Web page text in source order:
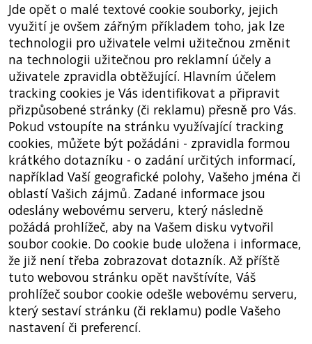
Jde opět o malé textové cookie souborky, jejich
využití je ovšem zářným příkladem toho, jak lze
technologii pro uživatele velmi užitečnou změnit
na technologii užitečnou pro reklamní účely a
uživatele zpravidla obtěžující. Hlavním účelem
tracking cookies je Vás identifikovat a připravit
přizpůsobené stránky (či reklamu) přesně pro Vás.
Pokud vstoupíte na stránku využívající tracking
cookies, můžete být požádáni - zpravidla formou
krátkého dotazníku - o zadání určitých informací,
například Vaší geografické polohy, Vašeho jména či
oblastí Vašich zájmů. Zadané informace jsou
odeslány webovému serveru, který následně
požádá prohlížeč, aby na Vašem disku vytvořil
soubor cookie. Do cookie bude uložena i informace,
že již není třeba zobrazovat dotazník. Až příště
tuto webovou stránku opět navštívíte, Váš
prohlížeč soubor cookie odešle webovému serveru,
který sestaví stránku (či reklamu) podle Vašeho
nastavení či preferencí.